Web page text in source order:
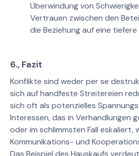
Überwindung von
Vertrauen zwischen den
die Beziehung auf eine tiefere
6., Fazit
Konflikte sind weder per se
sich auf handfeste Streitereien
sich oft als potenzielles
Interessen, das in Verhandlungen
oder im schlimmsten Fall eskaliert,
Kommunikations- und
Das Beispiel des Hauskaufs